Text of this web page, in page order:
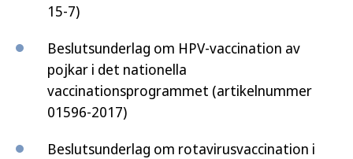
15-7)
Beslutsunderlag om HPV-vaccination av
pojkar i det nationella
vaccinationsprogrammet (artikelnummer
01596-2017)
Beslutsunderlag om rotavirusvaccination i